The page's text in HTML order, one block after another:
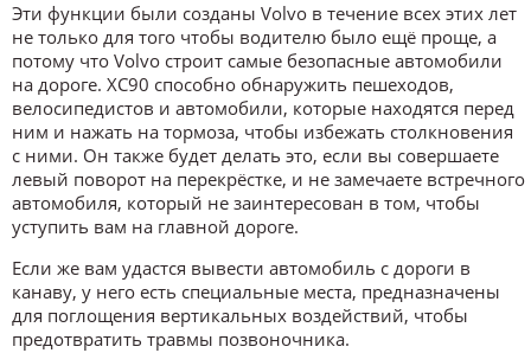
Эти функции были созданы Volvo в течение всех этих лет
не только для того чтобы водителю было ещё проще, а
потому что Volvo строит самые безопасные автомобили
на дороге. XC90 способно обнаружить пешеходов,
велосипедистов и автомобили, которые находятся перед
ним и нажать на тормоза, чтобы избежать столкновения
с ними. Он также будет делать это, если вы совершаете
левый поворот на перекрёстке, и не замечаете встречного
автомобиля, который не заинтересован в том, чтобы
уступить вам на главной дороге.
Если же вам удастся вывести автомобиль с дороги в
канаву, у него есть специальные места, предназначены
для поглощения вертикальных воздействий, чтобы
предотвратить травмы позвоночника.